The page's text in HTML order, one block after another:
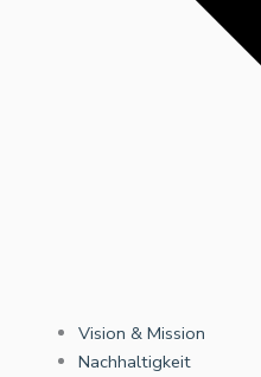
Vision & Mission
Nachhaltigkeit